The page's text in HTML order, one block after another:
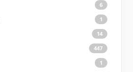
6
1
14
447
1